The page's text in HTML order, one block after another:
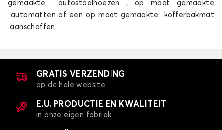
gemaakte autostoelhoezen , op maat gemaakte
automatten of een op maat gemaakte kofferbakmat
aanschaffen.
GRATIS VERZENDING
op de hele website
E.U. PRODUCTIE EN KWALITEIT
in onze eigen fabriek